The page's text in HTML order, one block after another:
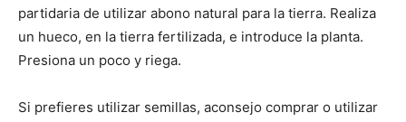
partidaria de utilizar abono natural para la tierra. Realiza
un hueco, en la tierra fertilizada, e introduce la planta.
Presiona un poco y riega.
Si prefieres utilizar semillas, aconsejo comprar o utilizar